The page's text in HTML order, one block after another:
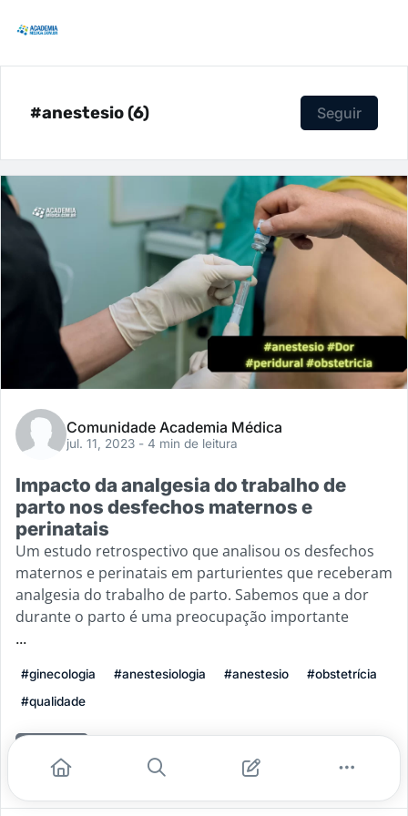
#anestesio (6) Seguir
Comunidade Academia Médica
jul. 11, 2023 - 4 min de leitura
Impacto da analgesia do trabalho de
parto nos desfechos maternos e
perinatais
Um estudo retrospectivo que analisou os desfechos
maternos e perinatais em parturientes que receberam
analgesia do trabalho de parto. Sabemos que a dor
durante o parto é uma preocupação importante
...
#ginecologia #anestesiologia #anestesio
#obstetrícia
#qualidade
Leia mais